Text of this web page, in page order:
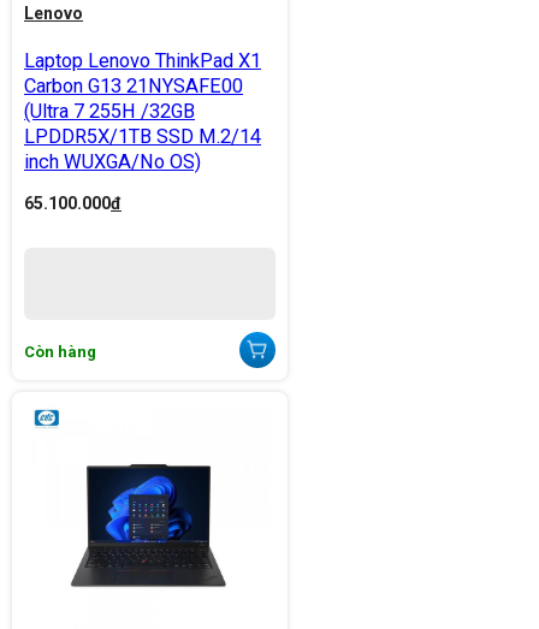
Lenovo
Laptop Lenovo ThinkPad X1
Carbon G13 21NYSAFE00
(Ultra 7 255H /32GB
LPDDR5X/1TB SSD M.2/14
inch WUXGA/No OS)
65.100.000đ
Còn hàng